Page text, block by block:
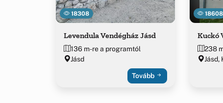
18308
Levendula Vendégház Jásd
136 m-re a programtól
Jásd
Tovább
18608
Kuckó
238
Jásd,